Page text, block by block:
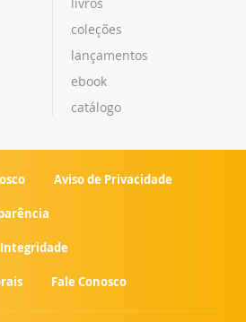
coleções
lançamentos
ebook
catálogo
Aviso de Privacidade
Fale Conosco